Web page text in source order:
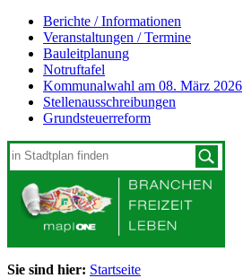
Berichte / Informationen
Veranstaltungen / Termine
Bauleitplanung
Notruftafel
Kommunalwahl am 08. März 2026
Stellenausschreibungen
Grundsteuerreform
Sie sind hier: Startseite